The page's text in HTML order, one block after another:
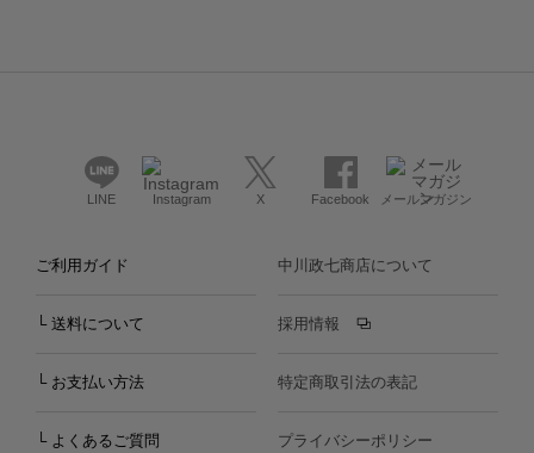
LINE Instagram X Facebook メールマガジン
ご利用ガイド
└ 送料について
└ お支払い方法
└ よくあるご質問
中川政七商店について
採用情報
特定商取引法の表記
プライバシーポリシー